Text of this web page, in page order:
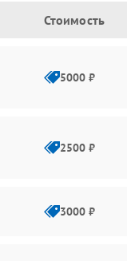
Стоимость
5000 ₽
2500 ₽
3000 ₽